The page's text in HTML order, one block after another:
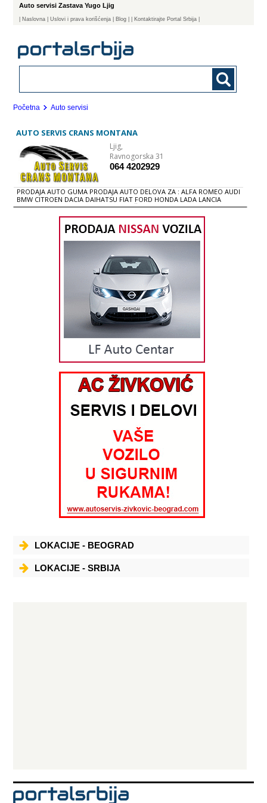
Auto servisi Zastava Yugo Ljig
Naslovna | Uslovi i prava korišćenja Blog | Kontaktirajte Portal Srbija |
Početna Auto servisi
AUTO SERVIS CRANS MONTANA
Ljig,
Ravnogorska 31
064 4202929
PRODAJA AUTO GUMA PRODAJA AUTO DELOVA ZA : ALFA ROMEO AUDI
BMW CITROEN DACIA DAIHATSU FIAT FORD HONDA LADA LANCIA
MERCEDES OPEL PEUGEOT RENAULT ŠKODA VW ZASTAVA AUTO
MEHANIČARSKE USLUGE SERVIS ZA VOZILA : ALFA ROMEO AUDI BMW
PEUGEOT RENAULT ŠKODA VW ZASTAVA
LOKACIJE - BEOGRAD
LOKACIJE - SRBIJA